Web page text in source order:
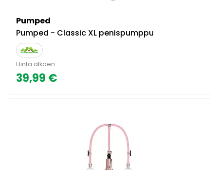
Pumped
Pumped - Classic XL penispumppu
Hinta alkaen
39,99 €